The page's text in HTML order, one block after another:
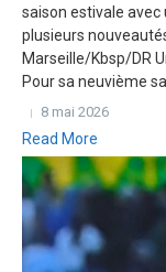
saison estivale
plusieurs
Marseille/Kbsp/DR
Pour sa neuvième
8 mai 2026
Read More